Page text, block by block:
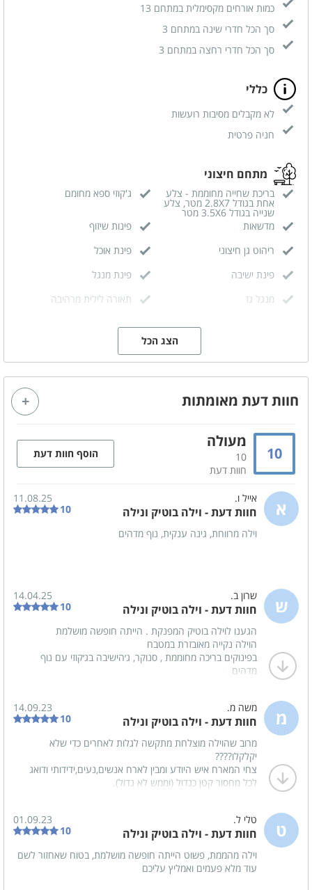
כמות אורחים מקסימלית במתחם 13
סך הכל חדרי שינה במתחם 3
סך הכל חדרי רחצה במתחם 3
כללי
לא מקבלים מסיבות רועשות
חניה פרטית
מתחם חיצוני
בריכת שחייה מחוממת - צלע
אחת בגודל 2.8X7 מטר, צלע
שנייה בגודל 3.5X6 מטר
ג'קוזי ספא מחומם
מדשאות
פינות שיזוף
ריהוט גן חיצוני
פינת אוכל
פינת ישיבה
פינת מנגל
מנגל גז
תאורה לילית מרהיבה
מטבח מאובזר
סלון משותף
קהל יעד
ימי כיף
ערבי גיבוש
ציבור דתי
קבוצות
כיריים גז
תמי 4
מקרר
טוסטר אובן
משחקי שולחן
שולחן סנוקר
נוף
חדרי הרחצה
מגבות רחצה
הצג הכל
חוות דעת מאומתות
10
מעולה
10
חוות דעת
הוסף חוות דעת
א אייל ו.
חוות דעת - וילה בוטיק ונילה
11.08.25
10
וילה מרווחת, גינה ענקית, נוף מדהים
ש שרון ב.
חוות דעת - וילה בוטיק ונילה
14.04.25
10
הגענו לוילה בוטיק המפנקת . הייתה חופשה מושלמת
הוילה נקייה מאובזרת במטבח
בפינוקים בריכה מחוממת , סנוקר, ג׳הישיבה בג׳קוזי עם נוף
מדהים
אפילו הזמנו סיר קובות טעימות מאוד כשרות לפסח בעזרתו ?
מ משה מ.
חוות דעת - וילה בוטיק ונילה
14.09.23
10
מרוב שהוילה מוצלחת מתקשה לגלות לאחרים כדי שלא
יקלקלו????
צחי המארח איש היודע ומבין לארח אנשים,נעים,ידידותי ודואג
לכל מחסור קטן כגדול (וממש לא גדול).
צחי-יישר כוח ושנה טובה????
ט טלי ל.
חוות דעת - וילה בוטיק ונילה
01.09.23
10
וילה מהממת, פשוט הייתה חופשה מושלמת, בטוח שאחזור לשם
עוד מלא פעמים ואמליץ עליכם